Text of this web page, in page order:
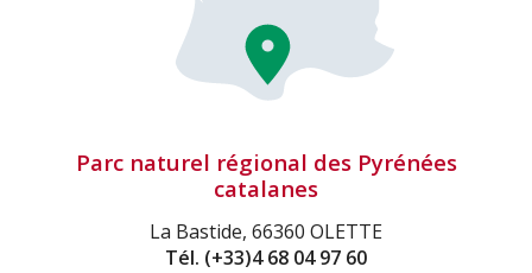
Parc naturel régional des Pyrénées
catalanes
La Bastide, 66360 OLETTE
Tél. (+33)4 68 04 97 60